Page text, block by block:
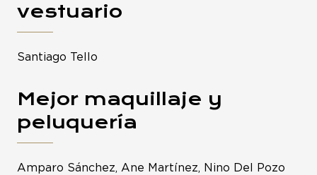
vestuario
Santiago Tello
Mejor maquillaje y
peluquería
Amparo Sánchez, Ane Martínez, Nino Del Pozo